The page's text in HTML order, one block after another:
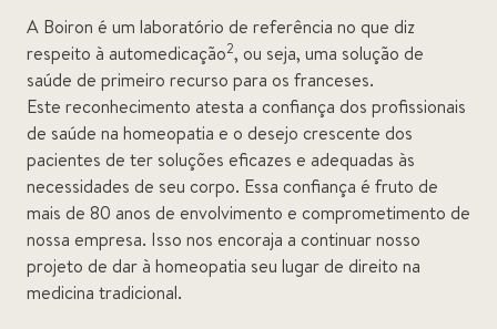
A Boiron é um laboratório de referência no que diz
respeito à automedicação2, ou seja, uma solução de
saúde de primeiro recurso para os franceses.
Este reconhecimento atesta a confiança dos profissionais
de saúde na homeopatia e o desejo crescente dos
pacientes de ter soluções eficazes e adequadas às
necessidades de seu corpo. Essa confiança é fruto de
mais de 80 anos de envolvimento e comprometimento de
nossa empresa. Isso nos encoraja a continuar nosso
projeto de dar à homeopatia seu lugar de direito na
medicina tradicional.